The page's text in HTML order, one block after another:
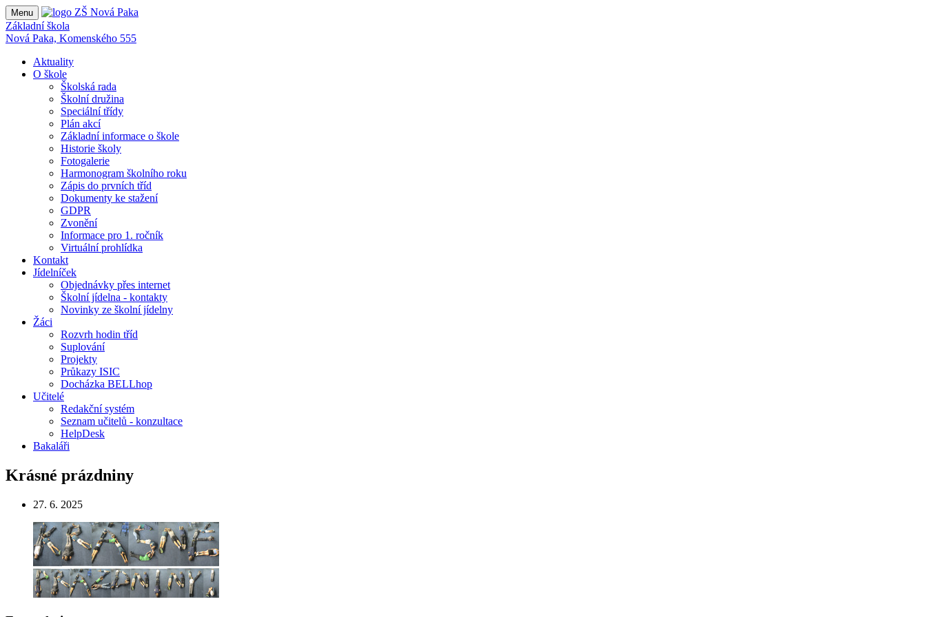
Menu
Základní škola
Nová Paka, Komenského 555
Aktuality
O škole
Školská rada
Školní družina
Speciální třídy
Plán akcí
Základní informace o škole
Historie školy
Fotogalerie
Harmonogram školního roku
Zápis do prvních tříd
Dokumenty ke stažení
GDPR
Zvonění
Informace pro 1. ročník
Virtuální prohlídka
Kontakt
Jídelníček
Objednávky přes internet
Školní jídelna - kontakty
Novinky ze školní jídelny
Žáci
Rozvrh hodin tříd
Suplování
Projekty
Průkazy ISIC
Docházka BELLhop
Učitelé
Redakční systém
Seznam učitelů - konzultace
HelpDesk
Bakaláři
Krásné prázdniny
27. 6. 2025